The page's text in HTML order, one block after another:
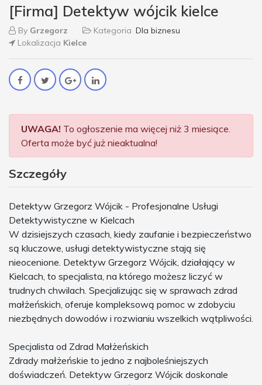
[Firma] Detektyw wójcik kielce
By Grzegorz Kategoria Dla biznesu
Lokalizacja Kielce
UWAGA! To ogłoszenie ma więcej niż 3 miesiące.
Oferta może być już nieaktualna!
Szczegóły
Detektyw Grzegorz Wójcik - Profesjonalne Usługi
Detektywistyczne w Kielcach
W dzisiejszych czasach, kiedy zaufanie i bezpieczeństwo
są kluczowe, usługi detektywistyczne stają się
nieocenione. Detektyw Grzegorz Wójcik, działający w
Kielcach, to specjalista, na którego możesz liczyć w
trudnych chwilach. Specjalizując się w sprawach zdrad
małżeńskich, oferuje kompleksową pomoc w zdobyciu
niezbędnych dowodów i rozwianiu wszelkich wątpliwości.
Specjalista od Zdrad Małżeńskich
Zdrady małżeńskie to jedno z najboleśniejszych
doświadczeń. Detektyw Grzegorz Wójcik doskonale